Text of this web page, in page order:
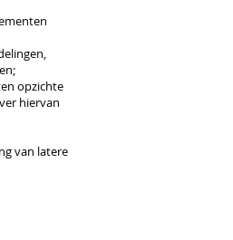
opzichte
hiervan
van latere